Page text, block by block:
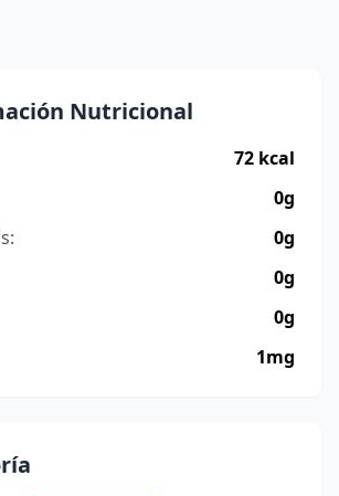
Nutricional
72 kcal
0g
0g
0g
0g
1mg